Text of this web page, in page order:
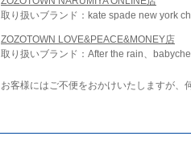
取り扱いブランド：kate spade new york
ZOZOTOWN LOVE&PEACE&MONEY店
取り扱いブランド：After the rain、
お客様にはご不便をおかけいたしますが、